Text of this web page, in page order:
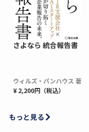
さよなら 統合報告書
ウィルズ・パンハウス 著
¥ 2,200円（税込）
もっと見る